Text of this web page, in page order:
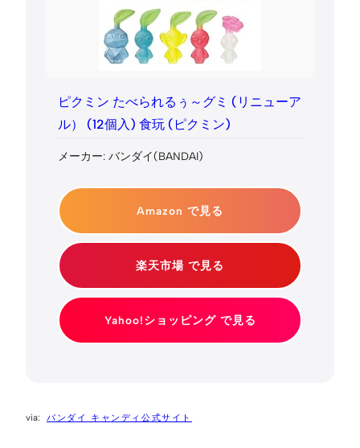
ピクミン たべられるぅ～グミ (リニューア
ル） (12個入) 食玩 (ピクミン)
メーカー: バンダイ(BANDAI)
Amazon で見る
楽天市場 で見る
Yahoo!ショッピング で見る
バンダイ キャンディ公式サイト